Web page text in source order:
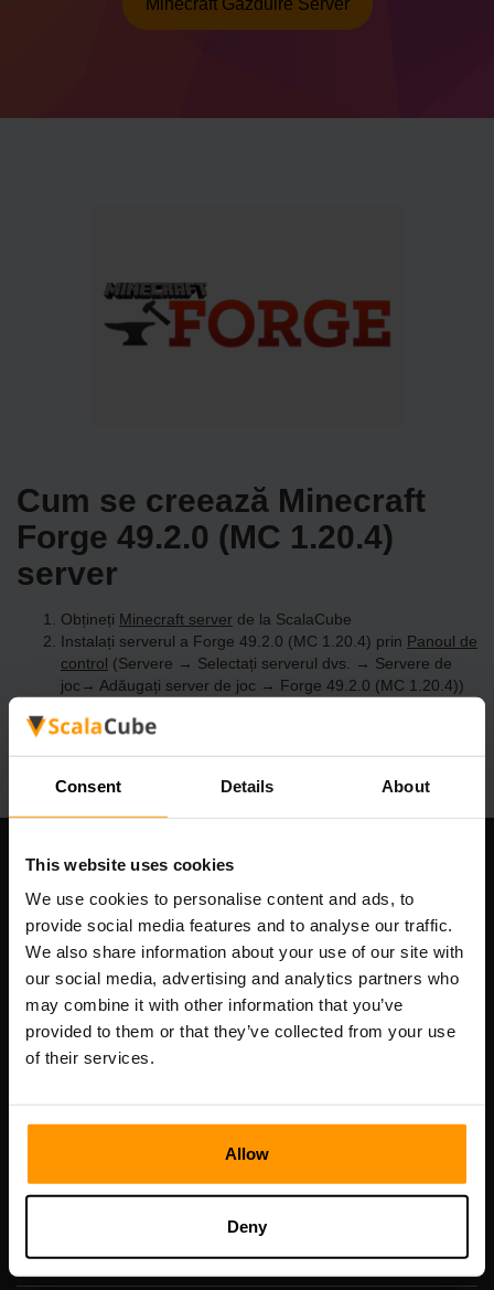
Consent Details About
This website uses cookies
We use cookies to personalise content and ads, to
provide social media features and to analyse our traffic.
We also share information about your use of our site with
our social media, advertising and analytics partners who
may combine it with other information that you’ve
provided to them or that they’ve collected from your use
of their services.
Allow
Deny
Minecraft Găzduire Server
Cum se creează Minecraft
Forge 49.2.0 (MC 1.20.4)
server
Obțineți Minecraft server de la ScalaCube
Instalați serverul a Forge 49.2.0 (MC 1.20.4) prin Panoul de
control (Servere → Selectați serverul dvs. → Servere de
joc→ Adăugați server de joc → Forge 49.2.0 (MC 1.20.4))
Compania noastră
Scalable Hosting Solutions OÜ
Cod de înregistrare: 14652605
cod fiscal: EE102133820
Adresă: Harju maakond, Tallinn, Kesklinna linnaosa,